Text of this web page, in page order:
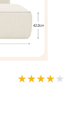
★★★★★
★★★★★